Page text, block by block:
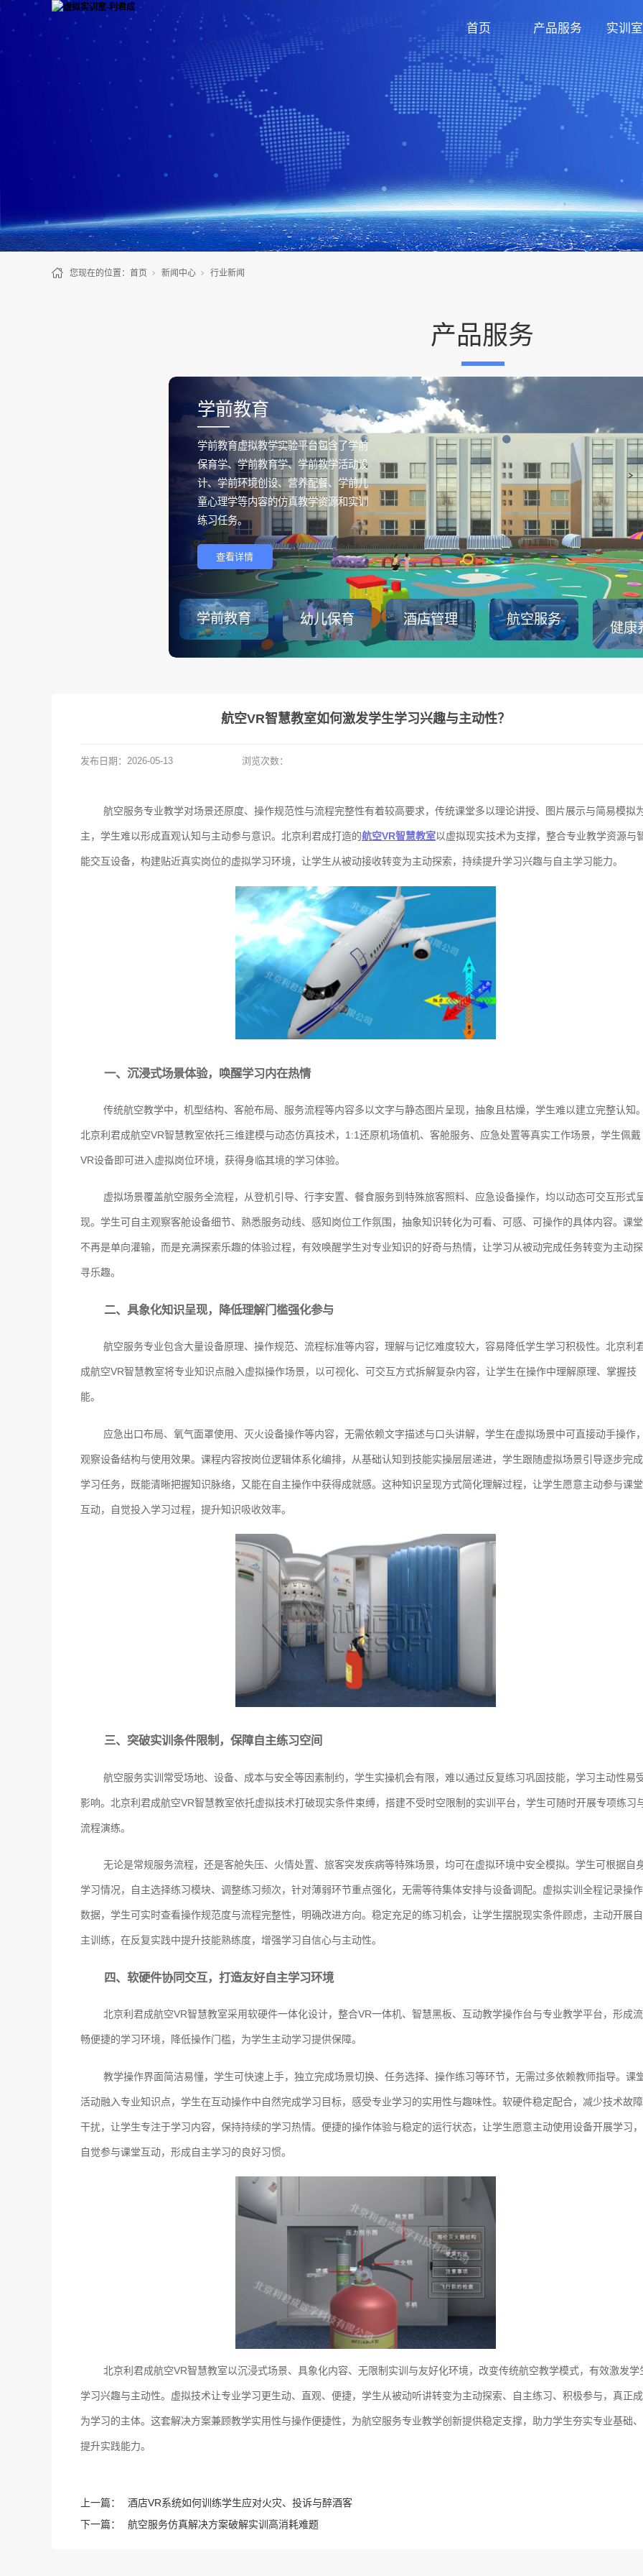
首页 产品服务 实训
您现在的位置： 首页 新闻中心 行业新闻
产品服务
学前教育
——
学前教育虚拟教学实验平台包含了学前
保育学、学前教育学、学前教学活动设
计、学前环境创设、营养配餐、学前儿
童心理学等内容的仿真教学资源和实训
练习任务。
查看详情
学前教育 幼儿保育 酒店管理 航空服务
健康
航空VR智慧教室如何激发学生学习兴趣与主动性？
发布日期： 2026-05-13 浏览次数：
航空服务专业教学对场景还原度、操作规范性与流程完整性有着较高要求，传统课堂多以理论讲授、图片展示与简易模拟
主，学生难以形成直观认知与主动参与意识。北京利君成打造的航空VR智慧教室以虚拟现实技术为支撑，整合专业教学资源与
能交互设备，构建贴近真实岗位的虚拟学习环境，让学生从被动接收转变为主动探索，持续提升学习兴趣与自主学习能力。
一、沉浸式场景体验，唤醒学习内在热情
传统航空教学中，机型结构、客舱布局、服务流程等内容多以文字与静态图片呈现，抽象且枯燥，学生难以建立完整认知
北京利君成航空VR智慧教室依托三维建模与动态仿真技术，1:1还原机场值机、客舱服务、应急处置等真实工作场景，学生佩戴
VR设备即可进入虚拟岗位环境，获得身临其境的学习体验。
虚拟场景覆盖航空服务全流程，从登机引导、行李安置、餐食服务到特殊旅客照料、应急设备操作，均以动态可交互形式
现。学生可自主观察客舱设备细节、熟悉服务动线、感知岗位工作氛围，抽象知识转化为可看、可感、可操作的具体内容。课堂
不再是单向灌输，而是充满探索乐趣的体验过程，有效唤醒学生对专业知识的好奇与热情，让学习从被动完成任务转变为主动探
寻乐趣。
二、具象化知识呈现，降低理解门槛强化参与
航空服务专业包含大量设备原理、操作规范、流程标准等内容，理解与记忆难度较大，容易降低学生学习积极性。北京利
成航空VR智慧教室将专业知识点融入虚拟操作场景，以可视化、可交互方式拆解复杂内容，让学生在操作中理解原理、掌握技
能。
应急出口布局、氧气面罩使用、灭火设备操作等内容，无需依赖文字描述与口头讲解，学生在虚拟场景中可直接动手操作
观察设备结构与使用效果。课程内容按岗位逻辑体系化编排，从基础认知到技能实操层层递进，学生跟随虚拟场景引导逐步完成
学习任务，既能清晰把握知识脉络，又能在自主操作中获得成就感。这种知识呈现方式简化理解过程，让学生愿意主动参与课堂
互动，自觉投入学习过程，提升知识吸收效率。
三、突破实训条件限制，保障自主练习空间
航空服务实训常受场地、设备、成本与安全等因素制约，学生实操机会有限，难以通过反复练习巩固技能，学习主动性易
影响。北京利君成航空VR智慧教室依托虚拟技术打破现实条件束缚，搭建不受时空限制的实训平台，学生可随时开展专项练习
流程演练。
无论是常规服务流程，还是客舱失压、火情处置、旅客突发疾病等特殊场景，均可在虚拟环境中安全模拟。学生可根据自
学习情况，自主选择练习模块、调整练习频次，针对薄弱环节重点强化，无需等待集体安排与设备调配。虚拟实训全程记录操作
数据，学生可实时查看操作规范度与流程完整性，明确改进方向。稳定充足的练习机会，让学生摆脱现实条件顾虑，主动开展自
主训练，在反复实践中提升技能熟练度，增强学习自信心与主动性。
四、软硬件协同交互，打造友好自主学习环境
北京利君成航空VR智慧教室采用软硬件一体化设计，整合VR一体机、智慧黑板、互动教学操作台与专业教学平台，形成流
畅便捷的学习环境，降低操作门槛，为学生主动学习提供保障。
教学操作界面简洁易懂，学生可快速上手，独立完成场景切换、任务选择、操作练习等环节，无需过多依赖教师指导。课
活动融入专业知识点，学生在互动操作中自然完成学习目标，感受专业学习的实用性与趣味性。软硬件稳定配合，减少技术故障
干扰，让学生专注于学习内容，保持持续的学习热情。便捷的操作体验与稳定的运行状态，让学生愿意主动使用设备开展学习，
自觉参与课堂互动，形成自主学习的良好习惯。
北京利君成航空VR智慧教室以沉浸式场景、具象化内容、无限制实训与友好化环境，改变传统航空教学模式，有效激发学
学习兴趣与主动性。虚拟技术让专业学习更生动、直观、便捷，学生从被动听讲转变为主动探索、自主练习、积极参与，真正成
为学习的主体。这套解决方案兼顾教学实用性与操作便捷性，为航空服务专业教学创新提供稳定支撑，助力学生夯实专业基础、
提升实践能力。
上一篇：
酒店VR系统如何训练学生应对火灾、投诉与醉酒客
下一篇：
航空服务仿真解决方案破解实训高消耗难题